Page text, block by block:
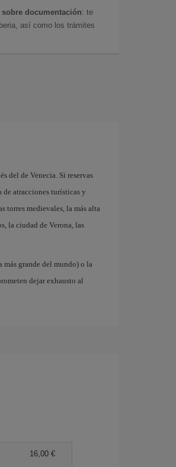
documentación: te
así como los trámites
del de Venecia. Si reservas
de atracciones turísticas y
torres medievales, la más alta
la ciudad de Verona, las
grande del mundo) o la
dejar exhausto al
16,00 €